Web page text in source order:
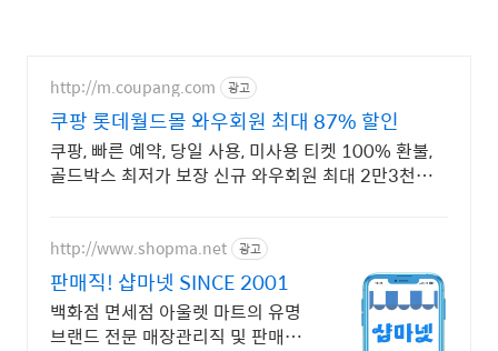
http://m.coupang.com 광고
쿠팡 롯데월드몰 와우회원 최대 87% 할인
쿠팡, 빠른 예약, 당일 사용, 미사용 티켓 100% 환불,
골드박스 최저가 보장 신규 와우회원 최대 2만3천원
http://www.shopma.net 광고
판매직! 샵마넷 SINCE 2001
백화점 면세점 아울렛 마트의 유명
브랜드 전문 매장관리직 및 판매직